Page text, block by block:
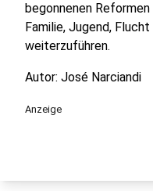
begonnenen
Familie, Jugend,
weiterzuführen.
Autor: José Narciandi
Anzeige